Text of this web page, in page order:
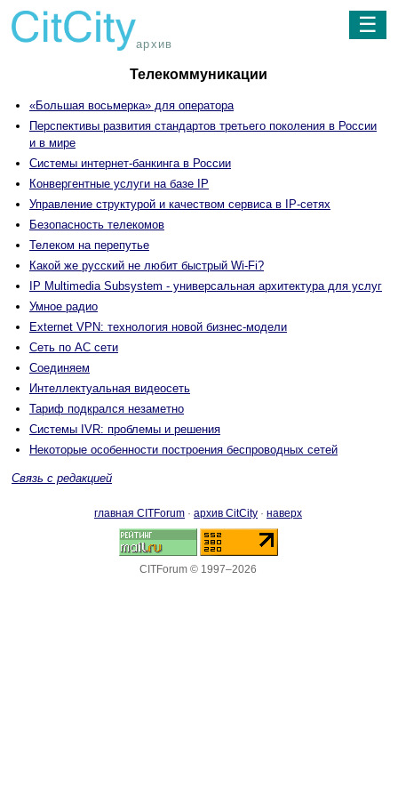
архив
☰
Телекоммуникации
«Большая восьмерка» для оператора
Перспективы развития стандартов третьего поколения в России
и в мире
Системы интернет-банкинга в России
Конвергентные услуги на базе IP
Управление структурой и качеством сервиса в IP-сетях
Безопасность телекомов
Телеком на перепутье
Какой же русский не любит быстрый Wi-Fi?
IP Multimedia Subsystem - универсальная архитектура для услуг
Умное радио
Externet VPN: технология новой бизнес-модели
Сеть по АС сети
Соединяем
Интеллектуальная видеосеть
Тариф подкрался незаметно
Системы IVR: проблемы и решения
Некоторые особенности построения беспроводных сетей
Связь с редакцией
главная CITForum · архив CitCity · наверх
CITForum © 1997–2026